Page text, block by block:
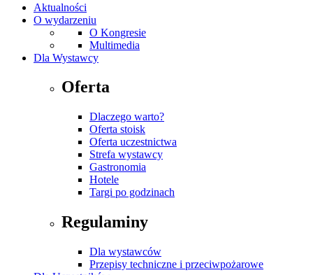
Aktualności
O wydarzeniu
O Kongresie
Multimedia
Dla Wystawcy
Oferta
Dlaczego warto?
Oferta stoisk
Oferta uczestnictwa
Strefa wystawcy
Gastronomia
Hotele
Targi po godzinach
Regulaminy
Dla wystawców
Przepisy techniczne i przeciwpożarowe